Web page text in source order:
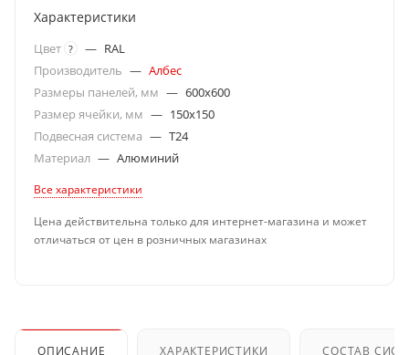
Характеристики
Цвет ? — RAL
Производитель — Албес
Размеры панелей, мм — 600x600
Размер ячейки, мм — 150x150
Подвесная система — T24
Материал — Алюминий
Все характеристики
Цена действительна только для интернет-магазина и может
отличаться от цен в розничных магазинах
ОПИСАНИЕ ХАРАКТЕРИСТИКИ СОСТАВ